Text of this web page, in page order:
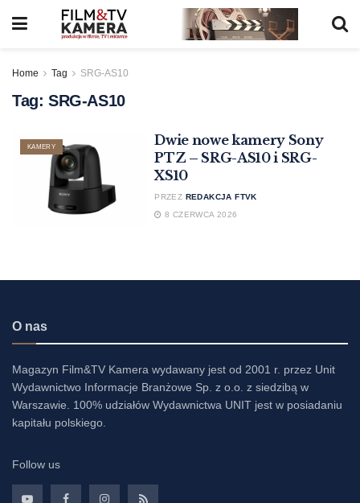
Home Tag SRG-AS10
Tag: SRG-AS10
KAMERY
Dwie nowe kamery Sony
PTZ – SRG-AS10 i SRG-
XS10
PRZEZ REDAKCJA FTVK
8 CZERWCA 2026
O nas
Magazyn Film&TV Kamera wydawany jest od 2001 r. przez Unit
Wydawnictwo Informacje Branżowe Sp. z o.o. z siedzibą w
Warszawie. 100% udziałów Wydawnictwa UNIT jest w posiadaniu
kapitału polskiego.
Follow us